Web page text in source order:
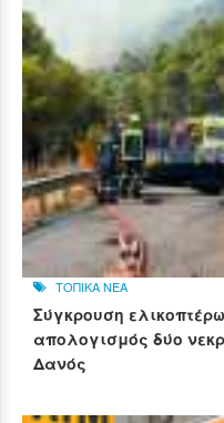
ΤΟΠΙΚΑ ΝΕΑ
Σύγκρουση
απολογισμός δύο
Δανός